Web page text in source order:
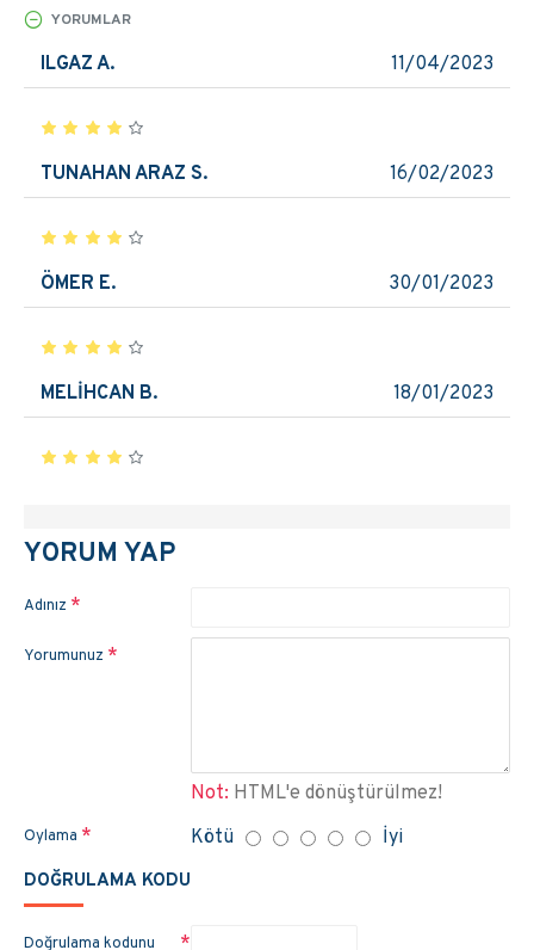
YORUMLAR
ILGAZ A. 11/04/2023
TUNAHAN ARAZ S. 16/02/2023
ÖMER E. 30/01/2023
MELİHCAN B. 18/01/2023
YORUM YAP
Adınız
Yorumunuz
Not: HTML'e dönüştürülmez!
Oylama Kötü İyi
DOĞRULAMA KODU
Doğrulama kodunu